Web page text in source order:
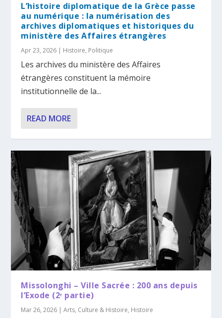
L’histoire diplomatique de la Grèce passe
au numérique : la numérisation des
archives diplomatiques et historiques du
ministère des Affaires étrangères
Apr 23, 2026 Histoire, Politique
Les archives du ministère des Affaires
étrangères constituent la mémoire
institutionnelle de la...
READ MORE
Missolonghi – Ville Sacrée : 200 ans depuis
l’Exode (2ᵉ partie)
Mar 26, 2026 |Arts, Culture & Histoire, Histoire